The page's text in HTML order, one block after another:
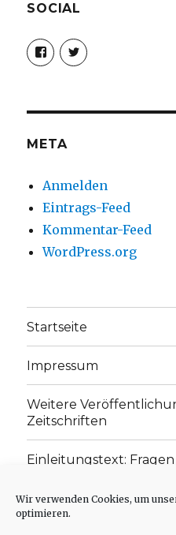
Wir verwenden Cookies, um
optimieren.
SOCIAL
Profil
von
christoph.fleischer1
anzeigen
Profil
von
anzeigen
META
Anmelden
Eintrags-Feed
Kommentar-Feed
WordPress.org
Startseite
Impressum
Weitere
Zeitschriften
Einleitungstext:
„schwachen Glaubens“